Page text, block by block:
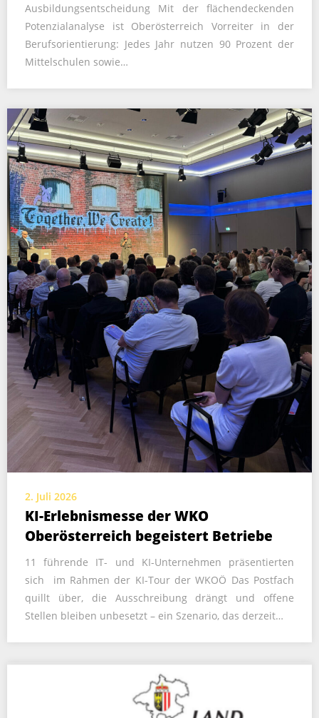
Ausbildungsentscheidung Mit der flächendeckenden
Potenzialanalyse ist Oberösterreich Vorreiter in der
Berufsorientierung: Jedes Jahr nutzen 90 Prozent der
Mittelschulen sowie…
2. Juli 2026
KI-Erlebnismesse der WKO
Oberösterreich begeistert Betriebe
11 führende IT- und KI-Unternehmen präsentierten
sich im Rahmen der KI-Tour der WKOÖ Das Postfach
quillt über, die Ausschreibung drängt und offene
Stellen bleiben unbesetzt – ein Szenario, das derzeit…